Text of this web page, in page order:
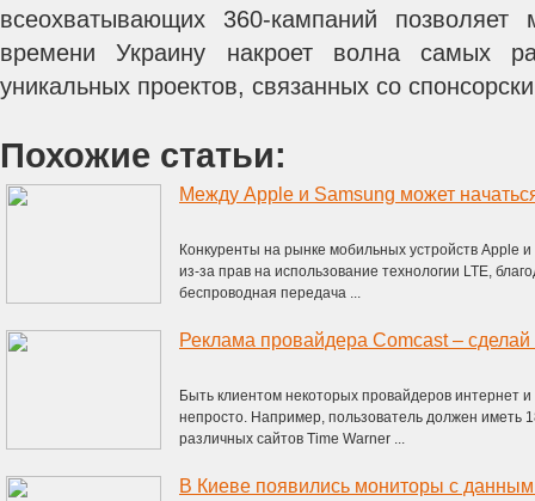
всеохватывающих 360-кампаний
времени Украину накроет волна самых
уникальных проектов, связанных со
Похожие статьи:
Между Apple и Samsung может
Конкуренты на рынке мобильных устройств Apple
из-за прав на использование технологии LTE,
беспроводная передача ...
Реклама провайдера Comcast –
Быть клиентом некоторых провайдеров интернет
непросто. Например, пользователь должен иметь
различных сайтов Time Warner ...
В Киеве появились мониторы с